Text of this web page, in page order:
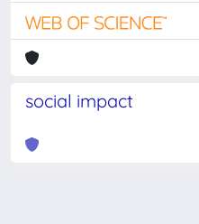
social impact